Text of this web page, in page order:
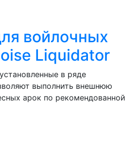
войлочных
Liquidator
в ряде
выполнить внешнюю
арок по рекомендованной